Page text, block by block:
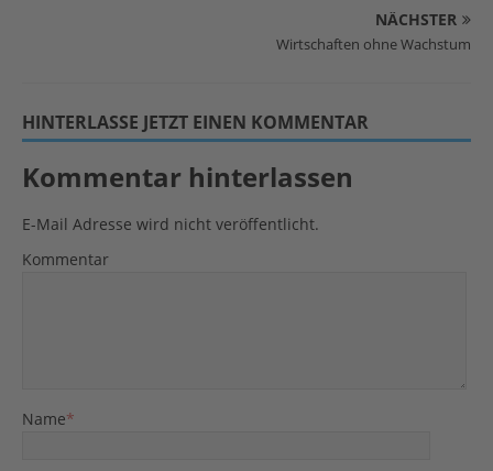
NÄCHSTER
Wirtschaften ohne Wachstum
HINTERLASSE JETZT EINEN KOMMENTAR
Kommentar hinterlassen
E-Mail Adresse wird nicht veröffentlicht.
Kommentar
Name*